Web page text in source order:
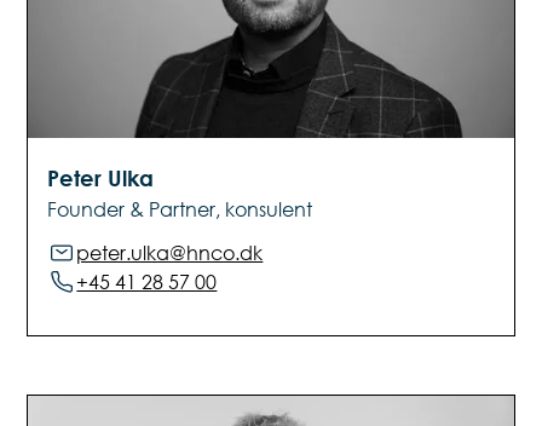
Peter Ulka
Founder & Partner, konsulent
peter.ulka@hnco.dk
+45 41 28 57 00